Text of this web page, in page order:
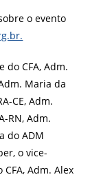
o evento
do CFA, Adm.
Maria da
CE, Adm.
RN, Adm.
do ADM
o vice-
Adm. Alex